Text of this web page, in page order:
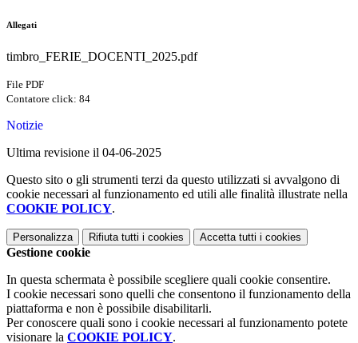
Allegati
timbro_FERIE_DOCENTI_2025.pdf
File PDF
Contatore click: 84
Notizie
Ultima revisione il 04-06-2025
Questo sito o gli strumenti terzi da questo utilizzati si avvalgono di
cookie necessari al funzionamento ed utili alle finalità illustrate nella
COOKIE POLICY.
Personalizza Rifiuta tutti i cookies Accetta tutti i cookies
Gestione cookie
In questa schermata è possibile scegliere quali cookie consentire.
I cookie necessari sono quelli che consentono il funzionamento della
piattaforma e non è possibile disabilitarli.
Per conoscere quali sono i cookie necessari al funzionamento potete
visionare la COOKIE POLICY.